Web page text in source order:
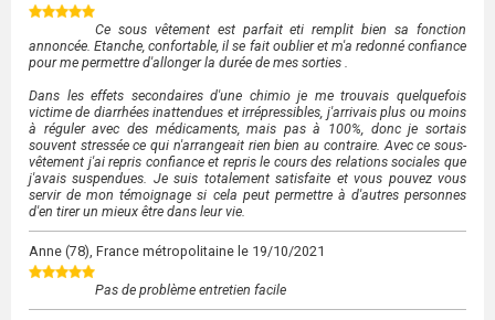
Ce sous vêtement est parfait eti remplit bien sa fonction
annoncée. Etanche, confortable, il se fait oublier et m'a redonné confiance
pour me permettre d'allonger la durée de mes sorties .
Dans les effets secondaires d'une chimio je me trouvais quelquefois
victime de diarrhées inattendues et irrépressibles, j'arrivais plus ou moins
à réguler avec des médicaments, mais pas à 100%, donc je sortais
souvent stressée ce qui n'arrangeait rien bien au contraire. Avec ce sous-
vêtement j'ai repris confiance et repris le cours des relations sociales que
j'avais suspendues. Je suis totalement satisfaite et vous pouvez vous
servir de mon témoignage si cela peut permettre à d'autres personnes
d'en tirer un mieux être dans leur vie.
Anne (78), France métropolitaine le 19/10/2021
Pas de problème entretien facile